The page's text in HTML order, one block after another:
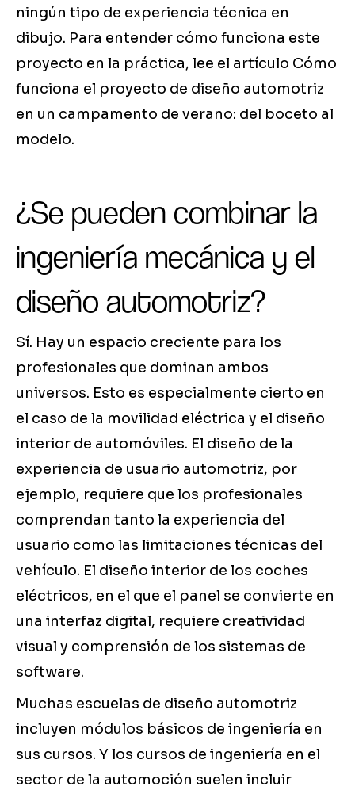
ningún tipo de experiencia técnica en
dibujo. Para entender cómo funciona este
proyecto en la práctica, lee el artículo Cómo
funciona el proyecto de diseño automotriz
en un campamento de verano: del boceto al
modelo.
¿Se pueden combinar la
ingeniería mecánica y el
diseño automotriz?
Sí. Hay un espacio creciente para los
profesionales que dominan ambos
universos. Esto es especialmente cierto en
el caso de la movilidad eléctrica y el diseño
interior de automóviles. El diseño de la
experiencia de usuario automotriz, por
ejemplo, requiere que los profesionales
comprendan tanto la experiencia del
usuario como las limitaciones técnicas del
vehículo. El diseño interior de los coches
eléctricos, en el que el panel se convierte en
una interfaz digital, requiere creatividad
visual y comprensión de los sistemas de
software.
Muchas escuelas de diseño automotriz
incluyen módulos básicos de ingeniería en
sus cursos. Y los cursos de ingeniería en el
sector de la automoción suelen incluir